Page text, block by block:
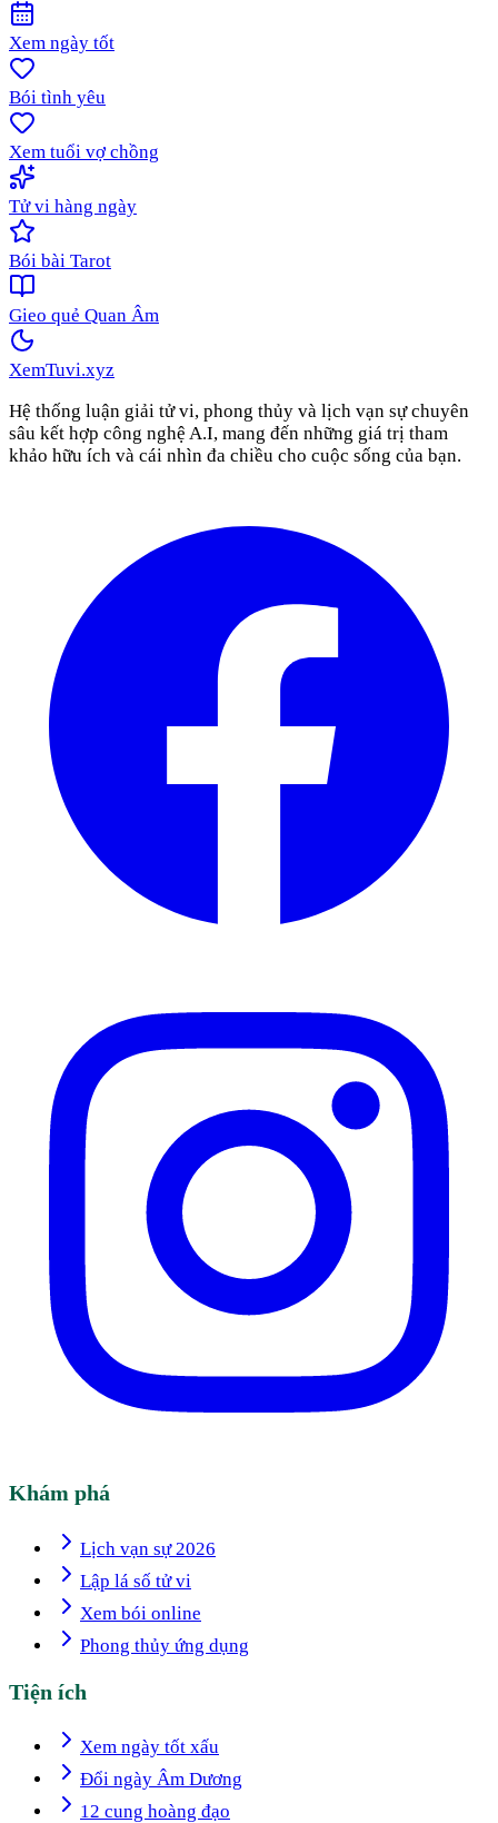
Xem ngày tốt
Bói tình yêu
Xem tuổi vợ chồng
Tử vi hàng ngày
Bói bài Tarot
Gieo quẻ Quan Âm
XemTuvi.xyz
Hệ thống luận giải tử vi, phong thủy và lịch vạn sự chuyên
sâu kết hợp công nghệ A.I, mang đến những giá trị tham
khảo hữu ích và cái nhìn đa chiều cho cuộc sống của bạn.
Khám phá
Lịch vạn sự 2026
Lập lá số tử vi
Xem bói online
Phong thủy ứng dụng
Tiện ích
Xem ngày tốt xấu
Đổi ngày Âm Dương
12 cung hoàng đạo